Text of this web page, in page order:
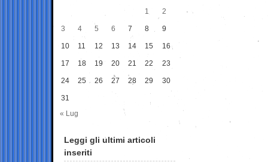
1
2
3 4 5 6 7 8 9
10 11 12 13 14 15 16
17 18 19 20 21 22 23
24 25 26 27 28 29 30
31
« Lug
Leggi gli ultimi articoli
inseriti